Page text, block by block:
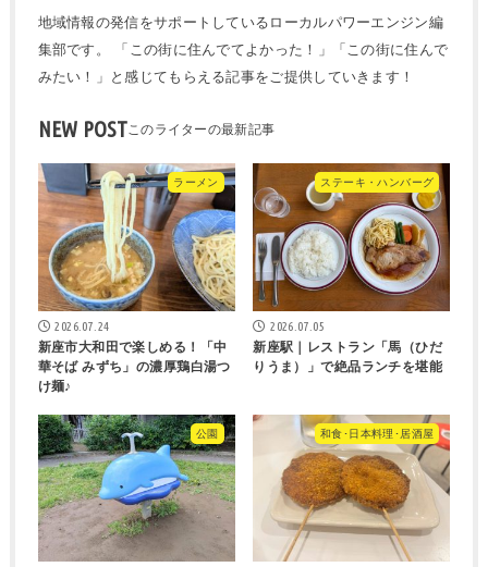
地域情報の発信をサポートしているローカルパワーエンジン編
集部です。 「この街に住んでてよかった！」「この街に住んで
みたい！」と感じてもらえる記事をご提供していきます！
NEW POST
ラーメン
2026.07.24
新座市大和田で楽しめる！「中
華そば みずち」の濃厚鶏白湯つ
け麺♪
ステーキ・ハンバーグ
2026.07.05
新座駅｜レストラン「馬（ひだ
りうま）」で絶品ランチを堪能
公園 和食･日本料理･居酒屋